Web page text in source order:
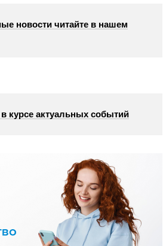
новости читайте в нашем
курсе актуальных событий